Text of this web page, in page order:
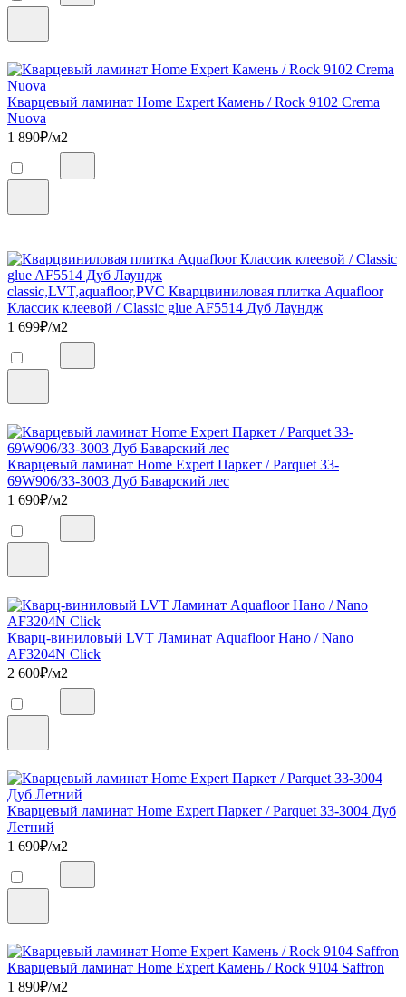
Кварцевый ламинат Home Expert Камень / Rock 9102 Crema
Nuova
1 890₽/м2
classic,LVT,aquafloor,PVC Кварцвиниловая плитка Aquafloor
Классик клеевой / Classic glue AF5514 Дуб Лаундж
1 699₽/м2
Кварцевый ламинат Home Expert Паркет / Parquet 33-
69W906/33-3003 Дуб Баварский лес
1 690₽/м2
Кварц-виниловый LVT Ламинат Aquafloor Нано / Nano
AF3204N Click
2 600₽/м2
Кварцевый ламинат Home Expert Паркет / Parquet 33-3004 Дуб
Летний
1 690₽/м2
Кварцевый ламинат Home Expert Камень / Rock 9104 Saffron
1 890₽/м2